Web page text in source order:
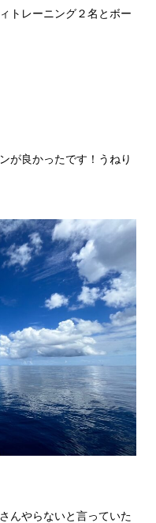
トレーニング２名とボー
が良かったです！うねり
んやらないと言っていた